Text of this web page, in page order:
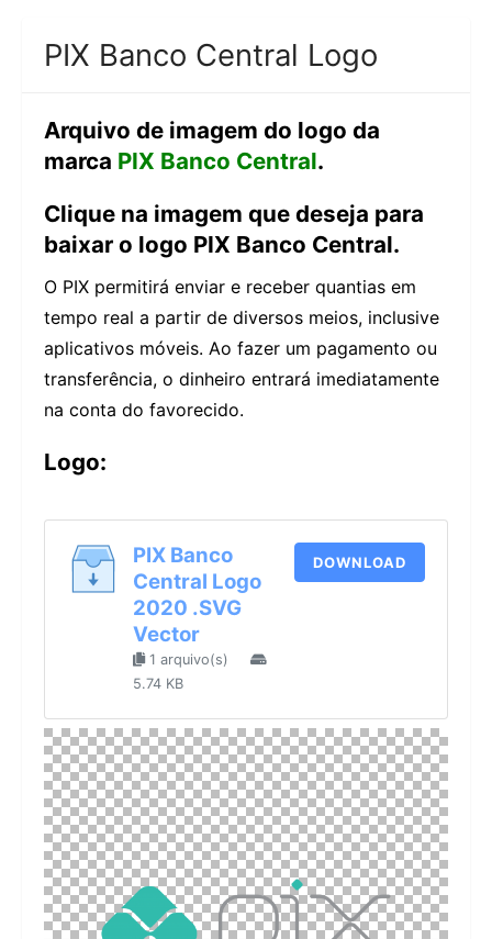
PIX Banco Central Logo
Arquivo de imagem do logo da
marca PIX Banco Central.
Clique na imagem que deseja para
baixar o logo PIX Banco Central.
O PIX permitirá enviar e receber quantias em
tempo real a partir de diversos meios, inclusive
aplicativos móveis. Ao fazer um pagamento ou
transferência, o dinheiro entrará imediatamente
na conta do favorecido.
Logo:
PIX Banco
Central Logo
2020 .SVG
Vector
1 arquivo(s)
5.74 KB
DOWNLOAD